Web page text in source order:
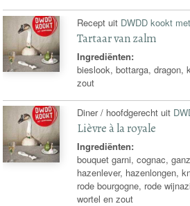
Recept uit DWDD kookt
Tartaar van zalm
Ingrediënten:
bieslook, bottarga, dragon,
zout
Diner / hoofdgerecht uit
Lièvre à la royale
Ingrediënten:
bouquet garni, cognac,
hazenlever, hazenlongen,
rode bourgogne, rode
wortel en zout